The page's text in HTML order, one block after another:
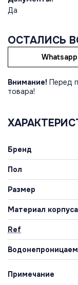
Да
ОСТАЛИСЬ
Whatsapp
Внимание! Перед
товара!
Бренд
Пол
Размер
Материал корпуса
Ref
Примечание